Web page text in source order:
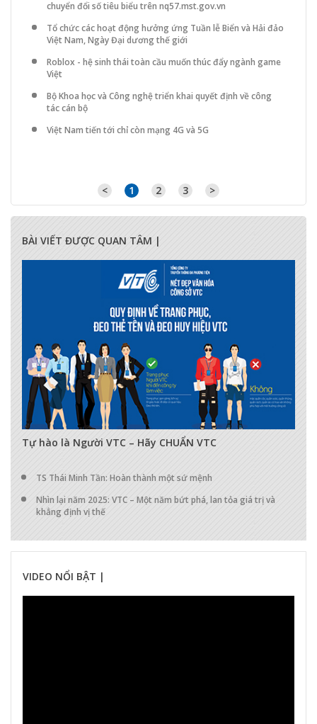
chuyển đổi số tiêu biểu trên nq57.mst.gov.vn
Tổ chức các hoạt động hưởng ứng Tuần lễ Biển và Hải đảo
Việt Nam, Ngày Đại dương thế giới
Roblox - hệ sinh thái toàn cầu muốn thúc đẩy ngành game
Việt
Bộ Khoa học và Công nghệ triển khai quyết định về công
tác cán bộ
Việt Nam tiến tới chỉ còn mạng 4G và 5G
< 1 2 3 >
BÀI VIẾT ĐƯỢC QUAN TÂM |
Tự hào là Người VTC – Hãy CHUẨN VTC
TS Thái Minh Tần: Hoàn thành một sứ mệnh
Nhìn lại năm 2025: VTC – Một năm bứt phá, lan tỏa giá trị và
khẳng định vị thế
VIDEO NỔI BẬT |